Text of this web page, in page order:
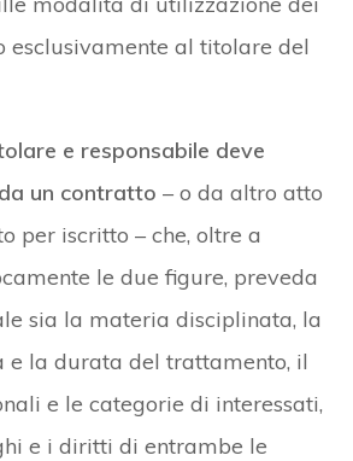
esclusivamente al titolare del
e responsabile deve
un contratto – o da altro atto
per iscritto – che, oltre a
le due figure, preveda
sia la materia disciplinata, la
e la durata del trattamento, il
e le categorie di interessati,
e i diritti di entrambe le